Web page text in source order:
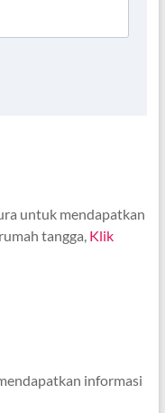
untuk mendapatkan
tangga, Klik
informasi